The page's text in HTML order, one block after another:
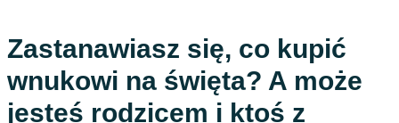
Zastanawiasz się, co kupić
wnukowi na święta? A może
jesteś rodzicem i ktoś z